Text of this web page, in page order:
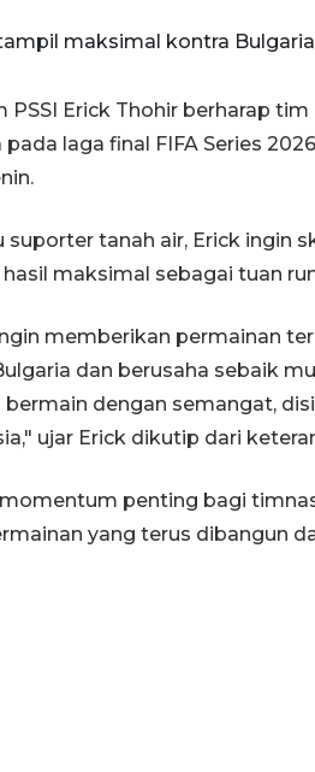
PSSI Erick Thohir berharap
laga final FIFA Series
tanah air, Erick ingin
maksimal sebagai tuan
memberikan permainan
dan berusaha sebaik
dengan semangat,
ujar Erick dikutip dari
penting bagi
yang terus dibangun